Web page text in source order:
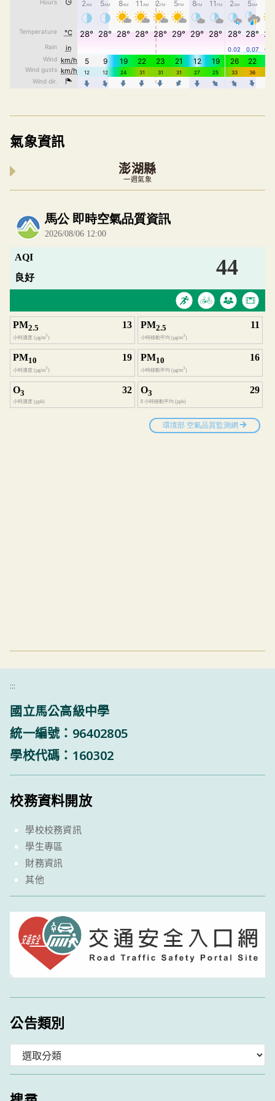
氣象資訊
澎湖縣
一週氣象
內嵌空氣品質小工具為視覺預覽，完整即時空
:::
國立馬公高級中學
統一編號：96402805
學校代碼：160302
校務資料開放
學校校務資訊
學生專區
財務資訊
其他
公告類別
類